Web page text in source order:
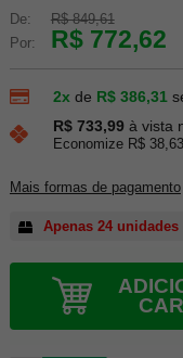
De:
R$ 849,61
Por:
R$ 772,62
2x de R$ 386,31
R$ 733,99 à vista
Economize R$ 38,63
Mais formas de pagamento
Apenas 24